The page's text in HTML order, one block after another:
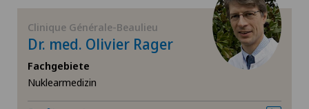
Augensprechstunden
Bänderriss / Bandverletzung
Claro
Clinica Ars Medica
Clinica Sant'Anna
Clinique Générale-Beaulieu
Dr. med. Olivier Rager
Fachgebiete
Nuklearmedizin